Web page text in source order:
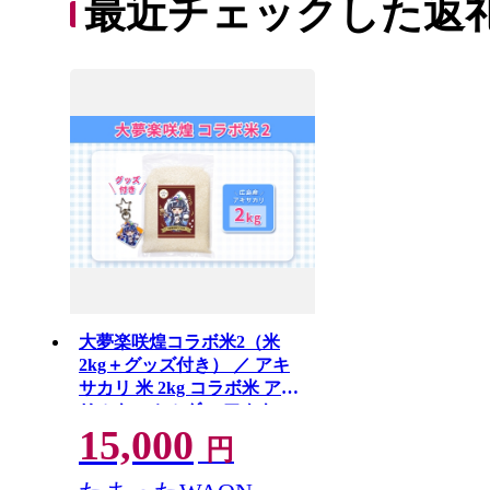
最近チェックした返
大夢楽咲煌コラボ米2（米
2kg＋グッズ付き） ／ アキ
サカリ 米 2kg コラボ米 アク
リルキーホルダー アクキー
白米 国産米 ふっくら 食べや
すい 小容量 一人暮らし 保存
しやすい コレクション 推し
15,000 円